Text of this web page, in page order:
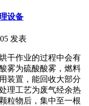
设备
发表
干作业的过程中会有
雾为硫酸酸雾，燃料
装置，能回收大部分
理工艺为废气经余热
粒物后，集中至一根